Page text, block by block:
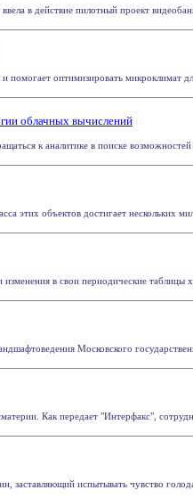
в действие пилотный проект
помогает оптимизировать микроклимат
облачных вычислений
к аналитике в поиске возможностей
этих объектов достигает нескольких
в свои периодические таблицы
Московского
Как передает "Интерфакс",
испытывать чувство